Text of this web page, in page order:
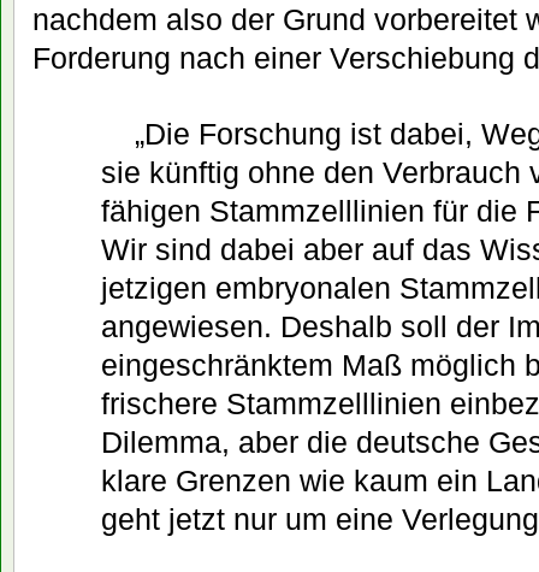
nachdem also der Grund vorbereitet
Forderung nach einer Verschiebung
„Die Forschung ist dabei,
sie künftig ohne den Verbrauch
fähigen Stammzelllinien für die
Wir sind dabei aber auf das
jetzigen embryonalen
angewiesen. Deshalb soll der
eingeschränktem Maß möglich
frischere Stammzelllinien
Dilemma, aber die deutsche
klare Grenzen wie kaum ein
geht jetzt nur um eine